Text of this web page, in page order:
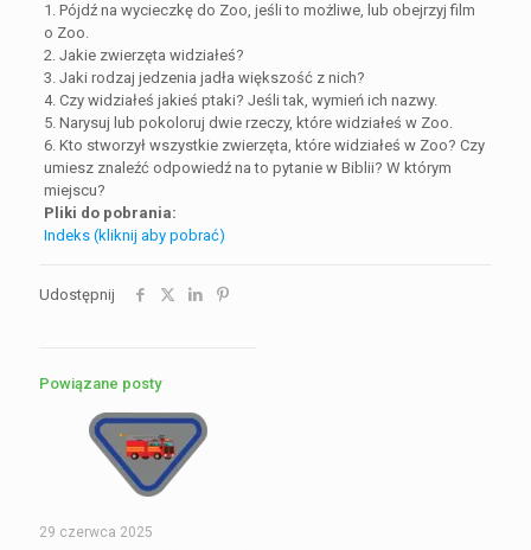
1. Pójdź na wycieczkę do Zoo, jeśli to możliwe, lub obejrzyj film
o Zoo.
2. Jakie zwierzęta widziałeś?
3. Jaki rodzaj jedzenia jadła większość z nich?
4. Czy widziałeś jakieś ptaki? Jeśli tak, wymień ich nazwy.
5. Narysuj lub pokoloruj dwie rzeczy, które widziałeś w Zoo.
6. Kto stworzył wszystkie zwierzęta, które widziałeś w Zoo? Czy
umiesz znaleźć odpowiedź na to pytanie w Biblii? W którym
miejscu?
Pliki do pobrania:
Indeks (kliknij aby pobrać)
Udostępnij
Powiązane posty
29 czerwca 2025